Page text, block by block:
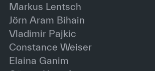
Markus Lentsch
Jörn Aram Bihain
Vladimir Pajkic
Constance Weiser
Elaina Ganim